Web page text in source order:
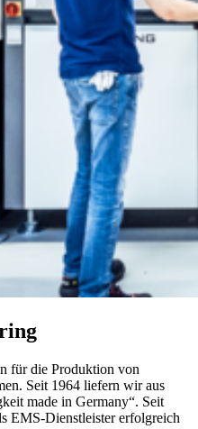
für die Produktion von
Seit 1964 liefern wir aus
made in Germany“. Seit
EMS-Dienstleister erfolgreich